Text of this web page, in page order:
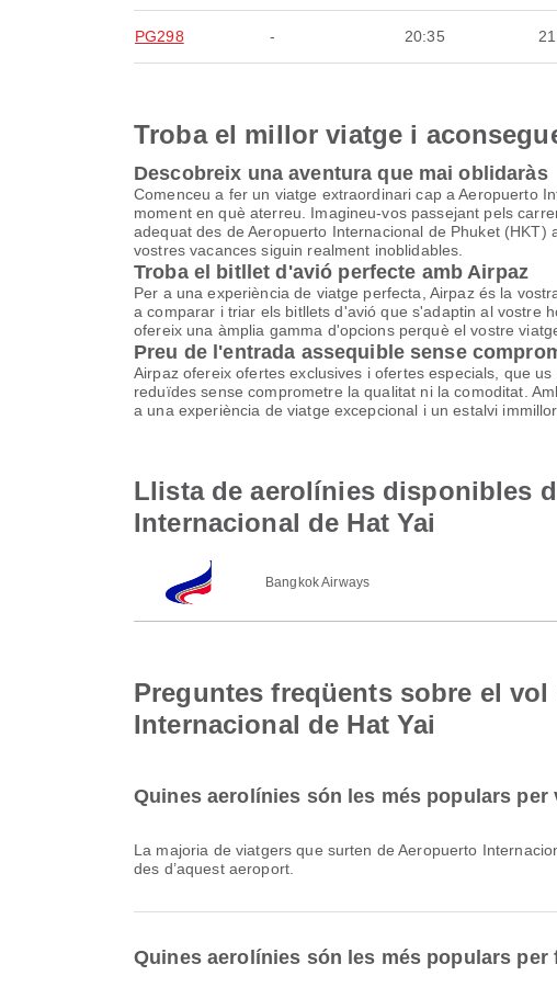
PG298 - 20:35
Troba el millor viatge i
Descobreix una aventura que mai oblidaràs
Comenceu a fer un viatge extraordinari cap a Aeropuerto
moment en què aterreu. Imagineu-vos passejant pels
adequat des de Aeropuerto Internacional de Phuket
vostres vacances siguin realment inoblidables.
Troba el bitllet d'avió perfecte amb Airpaz
Per a una experiència de viatge perfecta, Airpaz és la
a comparar i triar els bitllets d'avió que s'adaptin al vostre
ofereix una àmplia gamma d'opcions perquè el vostre
Preu de l'entrada assequible sense
Airpaz ofereix ofertes exclusives i ofertes especials, que
reduïdes sense comprometre la qualitat ni la comoditat.
a una experiència de viatge excepcional i un estalvi
Llista de aerolínies disponibles
Internacional de Hat Yai
Bangkok Airways
Preguntes freqüents sobre el
Internacional de Hat Yai
Quines aerolínies són les més populars
La majoria de viatgers que surten de Aeropuerto
des d’aquest aeroport.
Quines aerolínies són les més populars